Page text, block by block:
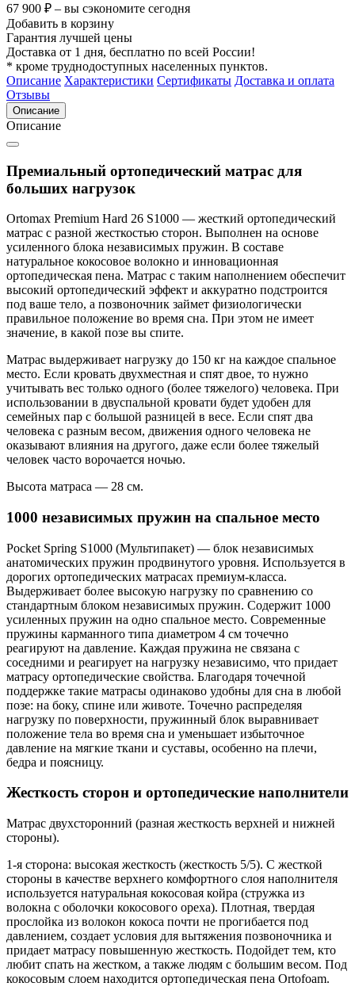
67 900 ₽ – вы сэкономите сегодня
Добавить в корзину
Гарантия лучшей цены
Доставка от 1 дня, бесплатно по всей России!
* кроме труднодоступных населенных пунктов.
Описание Характеристики Сертификаты Доставка и оплата
Отзывы
Описание
Описание
Премиальный ортопедический матрас для
больших нагрузок
Ortomax Premium Hard 26 S1000 — жесткий ортопедический
матрас с разной жесткостью сторон. Выполнен на основе
усиленного блока независимых пружин. В составе
натуральное кокосовое волокно и инновационная
ортопедическая пена. Матрас с таким наполнением обеспечит
высокий ортопедический эффект и аккуратно подстроится
под ваше тело, а позвоночник займет физиологически
правильное положение во время сна. При этом не имеет
значение, в какой позе вы спите.
Матрас выдерживает нагрузку до 150 кг на каждое спальное
место. Если кровать двухместная и спят двое, то нужно
учитывать вес только одного (более тяжелого) человека. При
использовании в двуспальной кровати будет удобен для
семейных пар с большой разницей в весе. Если спят два
человека с разным весом, движения одного человека не
оказывают влияния на другого, даже если более тяжелый
человек часто ворочается ночью.
Высота матраса — 28 см.
1000 независимых пружин на спальное место
Pocket Spring S1000 (Мультипакет) — блок независимых
анатомических пружин продвинутого уровня. Используется в
дорогих ортопедических матрасах премиум-класса.
Выдерживает более высокую нагрузку по сравнению со
стандартным блоком независимых пружин. Содержит 1000
усиленных пружин на одно спальное место. Современные
пружины карманного типа диаметром 4 см точечно
реагируют на давление. Каждая пружина не связана с
соседними и реагирует на нагрузку независимо, что придает
матрасу ортопедические свойства. Благодаря точечной
поддержке такие матрасы одинаково удобны для сна в любой
позе: на боку, спине или животе. Точечно распределяя
нагрузку по поверхности, пружинный блок выравнивает
положение тела во время сна и уменьшает избыточное
давление на мягкие ткани и суставы, особенно на плечи,
бедра и поясницу.
Жесткость сторон и ортопедические наполнители
Матрас двухсторонний (разная жесткость верхней и нижней
стороны).
1-я сторона: высокая жесткость (жесткость 5/5). С жесткой
стороны в качестве верхнего комфортного слоя наполнителя
используется натуральная кокосовая койра (стружка из
волокна с оболочки кокосового ореха). Плотная, твердая
прослойка из волокон кокоса почти не прогибается под
давлением, создает условия для вытяжения позвоночника и
придает матрасу повышенную жесткость. Подойдет тем, кто
любит спать на жестком, а также людям с большим весом. Под
кокосовым слоем находится ортопедическая пена Ortofoam.